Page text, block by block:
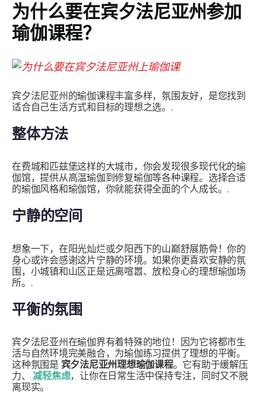
为什么要在宾夕法尼亚州参加
瑜伽课程？
宾夕法尼亚州的瑜伽课程丰富多样，氛围友好，是您找到
适合自己生活方式和目标的理想之选。.
整体方法
在费城和匹兹堡这样的大城市，你会发现很多现代化的瑜
伽馆，提供从高温瑜伽到修复瑜伽等各种课程。选择合适
的瑜伽风格和瑜伽馆，你就能获得全面的个人成长。.
宁静的空间
想象一下，在阳光灿烂或夕阳西下的山巅舒展筋骨！你的
身心或许会感谢这片宁静的环境。如果你更喜欢安静的氛
围，小城镇和山区正是远离喧嚣、放松身心的理想瑜伽场
所。.
平衡的氛围
宾夕法尼亚州在瑜伽界有着特殊的地位！因为它将都市生
活与自然环境完美融合，为瑜伽练习提供了理想的平衡。
这种氛围是 宾夕法尼亚州理想瑜伽课程。它有助于缓解压
力、 减轻焦虑，让你在日常生活中保持专注，同时又不脱
离现实。